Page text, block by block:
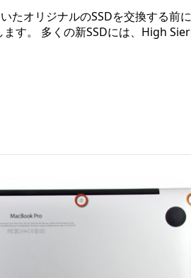
たオリジナルのSSDを交換する前
す。 多くの新SSDには、High